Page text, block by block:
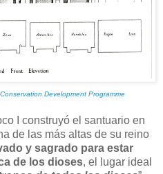
Development Programme
I construyó el santuario en
de las más altas de su reino
y sagrado para estar
de los dioses, el lugar ideal